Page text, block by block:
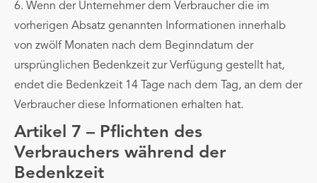
6. Wenn der Unternehmer dem Verbraucher die im
vorherigen Absatz genannten Informationen innerhalb
von zwölf Monaten nach dem Beginndatum der
ursprünglichen Bedenkzeit zur Verfügung gestellt hat,
endet die Bedenkzeit 14 Tage nach dem Tag, an dem der
Verbraucher diese Informationen erhalten hat.
Artikel 7 – Pflichten des
Verbrauchers während der
Bedenkzeit